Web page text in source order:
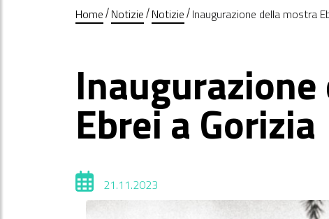
Home Notizie Notizie Inaugurazione della mostra
Ebrei a Gorizia
21.11.2023